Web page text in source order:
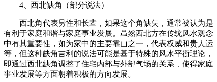
4、西北缺角（部分说法）
西北角代表男性和长辈，如果这个角缺失，通常被认为是
有利于家庭和谐与家庭事业发展。虽然西北方在传统风水观念
中有其重要性，如为家中的主要靠山之一，代表权威和贵人运
等，但这种缺角吉利的说法可能是基于特殊的风水平衡理论，
即通过西北缺角调整了住宅内部与外部气场的关系，使得家庭
事业发展等方面朝着积极的方向发展。